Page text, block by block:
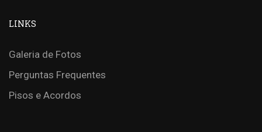
LINKS
Galeria de Fotos
Perguntas Frequentes
Pisos e Acordos